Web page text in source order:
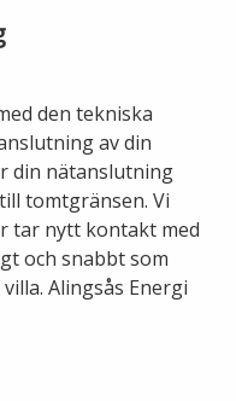
den tekniska
av din
din nätanslutning
tomtgränsen. Vi
tar nytt kontakt med
och snabbt som
Alingsås Energi